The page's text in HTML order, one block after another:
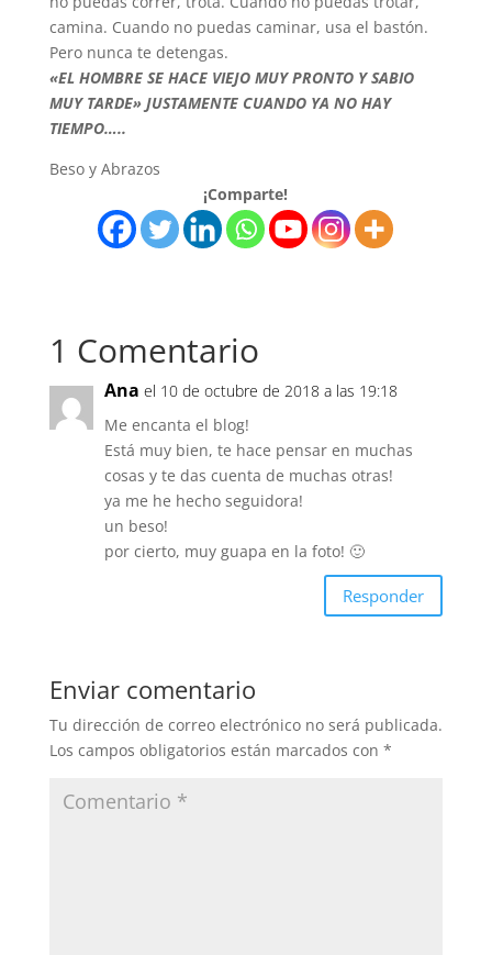
camina. Cuando no puedas caminar, usa el bastón.
Pero nunca te detengas.
«EL HOMBRE SE HACE VIEJO MUY PRONTO Y SABIO
MUY TARDE» JUSTAMENTE CUANDO YA NO HAY
TIEMPO…..
Beso y Abrazos
¡Comparte!
1 Comentario
Ana el 10 de octubre de 2018 a las 19:18
Me encanta el blog!
Está muy bien, te hace pensar en muchas
cosas y te das cuenta de muchas otras!
ya me he hecho seguidora!
un beso!
por cierto, muy guapa en la foto! 🙂
Responder
Enviar comentario
Tu dirección de correo electrónico no será publicada.
Los campos obligatorios están marcados con *